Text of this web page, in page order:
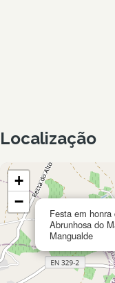
Localização
Festa em
Abrunhosa do
Mangualde
+
−